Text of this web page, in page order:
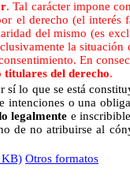
. Tal carácter impone
el derecho (el
del mismo (es
la
En
titulares del derecho.
que se está
intenciones o una
legalmente e
de no atribuirse al
KB) Otros formatos